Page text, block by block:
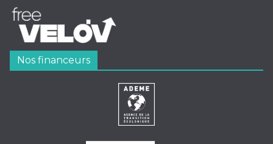
Nos financeurs